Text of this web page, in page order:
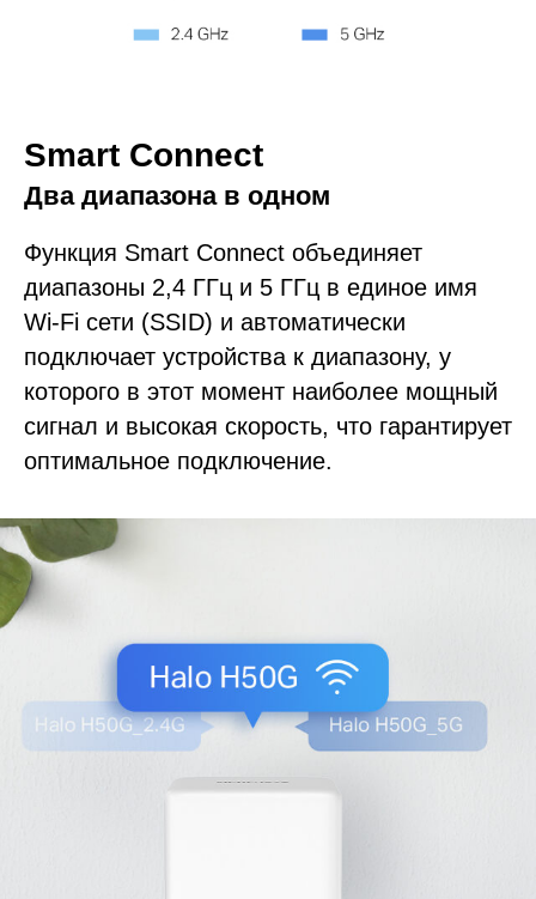
Smart Connect
Два диапазона в одном
Функция Smart Connect объединяет
диапазоны 2,4 ГГц и 5 ГГц в единое имя
Wi-Fi сети (SSID) и автоматически
подключает устройства к диапазону, у
которого в этот момент наиболее мощный
сигнал и высокая скорость, что гарантирует
оптимальное подключение.